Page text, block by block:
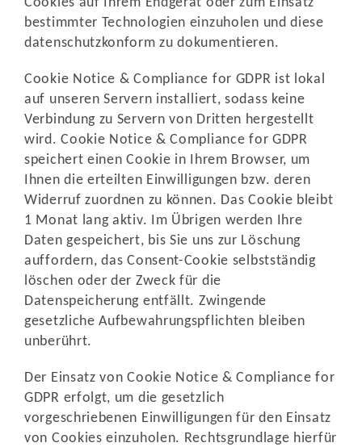
bestimmter Technologien einzuholen und diese
datenschutzkonform zu dokumentieren.
Cookie Notice & Compliance for GDPR ist lokal
auf unseren Servern installiert, sodass keine
Verbindung zu Servern von Dritten hergestellt
wird. Cookie Notice & Compliance for GDPR
speichert einen Cookie in Ihrem Browser, um
Ihnen die erteilten Einwilligungen bzw. deren
Widerruf zuordnen zu können. Das Cookie bleibt
1 Monat lang aktiv. Im Übrigen werden Ihre
Daten gespeichert, bis Sie uns zur Löschung
auffordern, das Consent-Cookie selbstständig
löschen oder der Zweck für die
Datenspeicherung entfällt. Zwingende
gesetzliche Aufbewahrungspflichten bleiben
unberührt.
Der Einsatz von Cookie Notice & Compliance for
GDPR erfolgt, um die gesetzlich
vorgeschriebenen Einwilligungen für den Einsatz
von Cookies einzuholen. Rechtsgrundlage hierfür